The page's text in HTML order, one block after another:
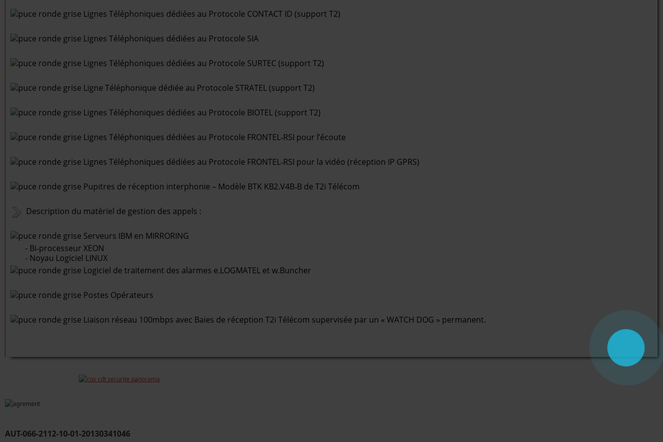
Lignes Téléphoniques dédiées au Protocole CONTACT ID (support T2)
Lignes Téléphoniques dédiées au Protocole SIA
Lignes Téléphoniques dédiées au Protocole SURTEC (support T2)
Ligne Téléphonique dédiée au Protocole STRATEL (support T2)
Lignes Téléphoniques dédiées au Protocole BIOTEL (support T2)
Lignes Téléphoniques dédiées au Protocole FRONTEL‐RSI pour l’écoute
Lignes Téléphoniques dédiées au Protocole FRONTEL‐RSI pour la vidéo (réception IP GPRS)
Pupitres de réception interphonie – Modèle BTK KB2.V4B‐B de T2i Télécom
Description du matériel de gestion des appels :
Serveurs IBM en MIRRORING
- Bi‐processeur XEON
- Noyau Logiciel LINUX
Logiciel de traitement des alarmes e.LOGMATEL et w.Buncher
Postes Opérateurs
Liaison réseau 100mbps avec Baies de réception T2i Télécom supervisée par un « WATCH DOG » permanent.
AUT-066-2112-10-01-20130341046